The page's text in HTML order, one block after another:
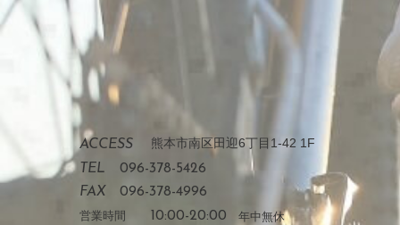
ACCESS 熊本市南区田迎6丁目1-42 1F
TEL
096-378-5426
FAX
096-378-4996
営業時間 10:00-20:00 年中無休